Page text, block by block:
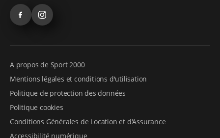
FacebookInstagram
A propos de Sport 2000
Mentions légales et conditions d'utilisation
Politique de protection des données
Politique cookies
Conditions Générales de Location et d'Assurance
Accessibilité numérique